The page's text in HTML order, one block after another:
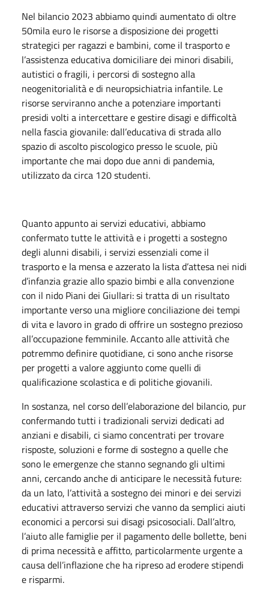
Nel bilancio 2023 abbiamo quindi aumentato di oltre
50mila euro le risorse a disposizione dei progetti
strategici per ragazzi e bambini, come il trasporto e
l’assistenza educativa domiciliare dei minori disabili,
autistici o fragili, i percorsi di sostegno alla
neogenitorialità e di neuropsichiatria infantile. Le
risorse serviranno anche a potenziare importanti
presidi volti a intercettare e gestire disagi e difficoltà
nella fascia giovanile: dall’educativa di strada allo
spazio di ascolto piscologico presso le scuole, più
importante che mai dopo due anni di pandemia,
utilizzato da circa 120 studenti.
Quanto appunto ai servizi educativi, abbiamo
confermato tutte le attività e i progetti a sostegno
degli alunni disabili, i servizi essenziali come il
trasporto e la mensa e azzerato la lista d’attesa nei nidi
d’infanzia grazie allo spazio bimbi e alla convenzione
con il nido Piani dei Giullari: si tratta di un risultato
importante verso una migliore conciliazione dei tempi
di vita e lavoro in grado di offrire un sostegno prezioso
all’occupazione femminile. Accanto alle attività che
potremmo definire quotidiane, ci sono anche risorse
per progetti a valore aggiunto come quelli di
qualificazione scolastica e di politiche giovanili.
In sostanza, nel corso dell’elaborazione del bilancio, pur
confermando tutti i tradizionali servizi dedicati ad
anziani e disabili, ci siamo concentrati per trovare
risposte, soluzioni e forme di sostegno a quelle che
sono le emergenze che stanno segnando gli ultimi
anni, cercando anche di anticipare le necessità future:
da un lato, l’attività a sostegno dei minori e dei servizi
educativi attraverso servizi che vanno da semplici aiuti
economici a percorsi sui disagi psicosociali. Dall’altro,
l’aiuto alle famiglie per il pagamento delle bollette, beni
di prima necessità e affitto, particolarmente urgente a
causa dell’inflazione che ha ripreso ad erodere stipendi
e risparmi.